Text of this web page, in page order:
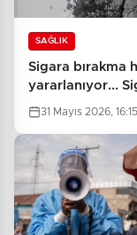
SAĞLIK
Sigara bırakma
yararlanıyor...
31 Mayıs 2026, 16:15